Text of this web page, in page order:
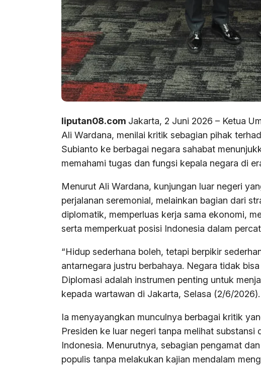
liputan08.com Jakarta, 2 Juni 2026 – Ketua
Ali Wardana, menilai kritik sebagian pihak
Subianto ke berbagai negara sahabat
memahami tugas dan fungsi kepala negara di
Menurut Ali Wardana, kunjungan luar negeri
perjalanan seremonial, melainkan bagian dari
diplomatik, memperluas kerja sama ekonomi,
serta memperkuat posisi Indonesia dalam
“Hidup sederhana boleh, tetapi berpikir
antarnegara justru berbahaya. Negara tidak
Diplomasi adalah instrumen penting untuk
kepada wartawan di Jakarta, Selasa (2/6/2026).
Ia menyayangkan munculnya berbagai kritik
Presiden ke luar negeri tanpa melihat
Indonesia. Menurutnya, sebagian pengamat
populis tanpa melakukan kajian mendalam